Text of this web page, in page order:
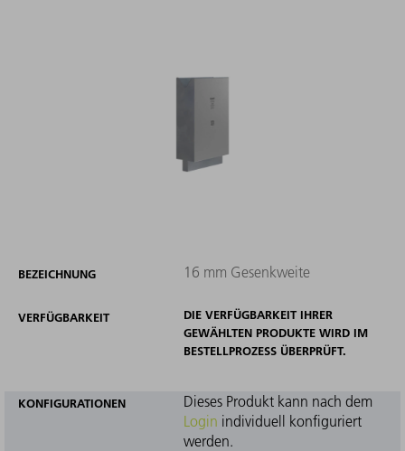
BEZEICHNUNG 16 mm Gesenkweite
VERFÜGBARKEIT
DIE VERFÜGBARKEIT IHRER
GEWÄHLTEN PRODUKTE WIRD IM
BESTELLPROZESS ÜBERPRÜFT.
KONFIGURATIONEN
Dieses Produkt kann nach dem
Login individuell konfiguriert
werden.